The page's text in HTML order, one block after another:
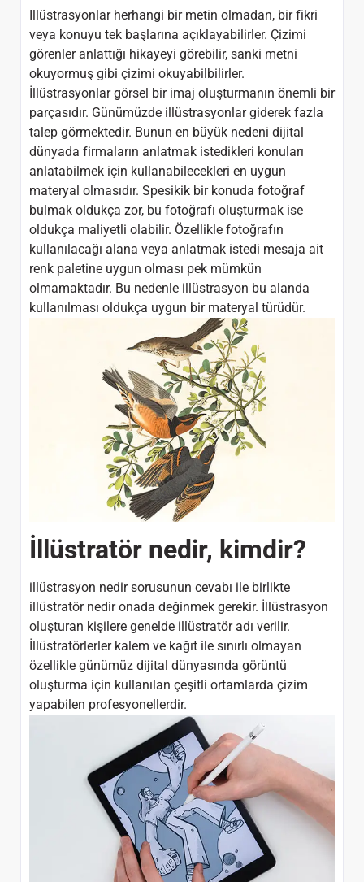
Illüstrasyonlar herhangi bir metin olmadan, bir fikri
veya konuyu tek başlarına açıklayabilirler. Çizimi
görenler anlattığı hikayeyi görebilir, sanki metni
okuyormuş gibi çizimi okuyabilbilirler.
İllüstrasyonlar görsel bir imaj oluşturmanın önemli bir
parçasıdır. Günümüzde illüstrasyonlar giderek fazla
talep görmektedir. Bunun en büyük nedeni dijital
dünyada firmaların anlatmak istedikleri konuları
anlatabilmek için kullanabilecekleri en uygun
materyal olmasıdır. Spesikik bir konuda fotoğraf
bulmak oldukça zor, bu fotoğrafı oluşturmak ise
oldukça maliyetli olabilir. Özellikle fotoğrafın
kullanılacağı alana veya anlatmak istedi mesaja ait
renk paletine uygun olması pek mümkün
olmamaktadır. Bu nedenle illüstrasyon bu alanda
kullanılması oldukça uygun bir materyal türüdür.
İllüstratör nedir, kimdir?
illüstrasyon nedir sorusunun cevabı ile birlikte
illüstratör nedir onada değinmek gerekir. İllüstrasyon
oluşturan kişilere genelde illüstratör adı verilir.
İllüstratörlerler kalem ve kağıt ile sınırlı olmayan
özellikle günümüz dijital dünyasında görüntü
oluşturma için kullanılan çeşitli ortamlarda çizim
yapabilen profesyonellerdir.